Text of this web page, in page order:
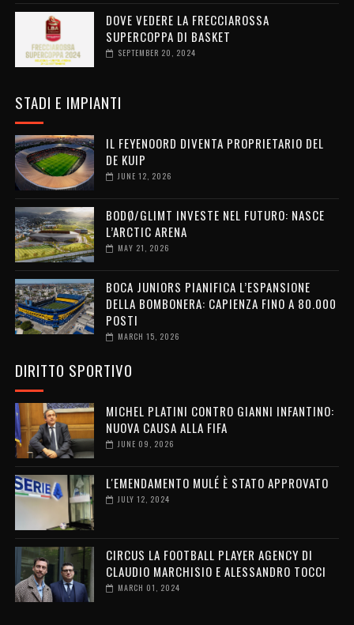
DOVE VEDERE LA FRECCIAROSSA
SUPERCOPPA DI BASKET
SEPTEMBER 20, 2024
STADI E IMPIANTI
IL FEYENOORD DIVENTA PROPRIETARIO DEL
DE KUIP
JUNE 12, 2026
BODØ/GLIMT INVESTE NEL FUTURO: NASCE
L’ARCTIC ARENA
MAY 21, 2026
BOCA JUNIORS PIANIFICA L’ESPANSIONE
DELLA BOMBONERA: CAPIENZA FINO A 80.000
POSTI
MARCH 15, 2026
DIRITTO SPORTIVO
MICHEL PLATINI CONTRO GIANNI INFANTINO:
NUOVA CAUSA ALLA FIFA
JUNE 09, 2026
L'EMENDAMENTO MULÉ È STATO APPROVATO
JULY 12, 2024
CIRCUS LA FOOTBALL PLAYER AGENCY DI
CLAUDIO MARCHISIO E ALESSANDRO TOCCI
MARCH 01, 2024